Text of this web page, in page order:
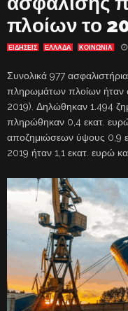
πλοίων το
ΕΙΔΗΣΕΙΣ ΕΛΛΑΔΑ ΚΟΙΝΩΝΙΑ
Συνολικά 977
πληρωμάτων πλοίων ήταν
2019). Δηλώθηκαν 1.494
πληρώθηκαν 0,4 εκατ.
αποζημιώσεων ύψους 0,9
2019 ήταν 1,1 εκατ. ευρώ